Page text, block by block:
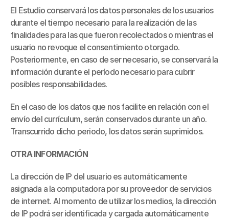
El Estudio conservará los datos personales de los usuarios
durante el tiempo necesario para la realización de las
finalidades para las que fueron recolectados o mientras el
usuario no revoque el consentimiento otorgado.
Posteriormente, en caso de ser necesario, se conservará la
información durante el período necesario para cubrir
posibles responsabilidades.
En el caso de los datos que nos facilite en relación con el
envío del currículum, serán conservados durante un año.
Transcurrido dicho periodo, los datos serán suprimidos.
OTRA INFORMACIÓN
La dirección de IP del usuario es automáticamente
asignada a la computadora por su proveedor de servicios
de internet. Al momento de utilizar los medios, la dirección
de IP podrá ser identificada y cargada automáticamente